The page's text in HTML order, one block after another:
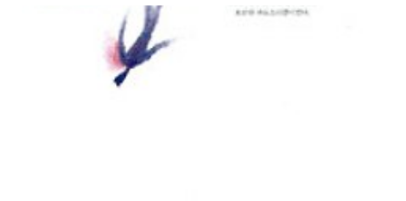
었고, 그렇게 읽기 시작한 적잖은 책들에 밑줄 그어가던 중 수전 손택의
《사진에 관하여》를 읽고서 '사진'에 대한 철학이 크게 바뀌었으며 일단
제대로 된 독서를 통해 인문학적 소양을 기르자는 판단하에 '사진'은 잠
시 내려두기로 했습니다. 주객전도...그리고 막연하게나마 훗날 조촐한